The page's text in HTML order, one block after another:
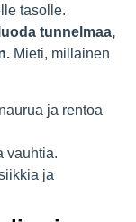
tasolle.
tunnelmaa,
Mieti, millainen
ja rentoa
vauhtia.
ja